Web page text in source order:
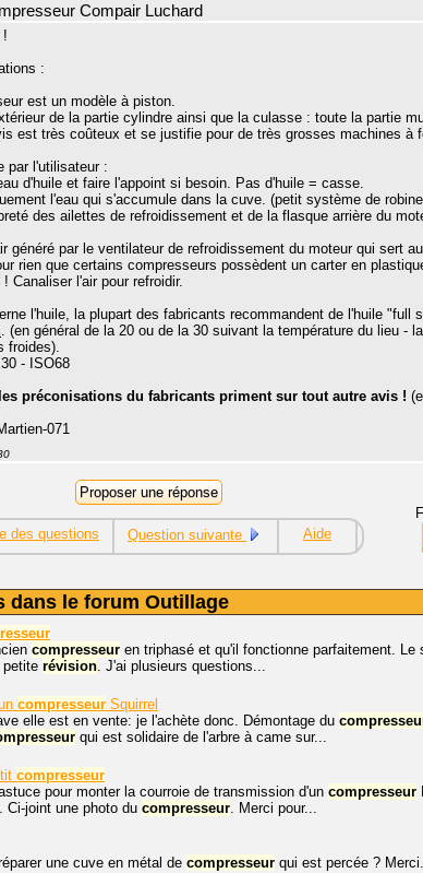
Compair Luchard
!
:
est un modèle à piston.
de la partie cylindre ainsi que la culasse : toute la partie
est très coûteux et se justifie pour de très grosses machines à
par l'utilisateur :
d'huile et faire l'appoint si besoin. Pas d'huile = casse.
l'eau qui s'accumule dans la cuve. (petit système de
des ailettes de refroidissement et de la flasque arrière du
généré par le ventilateur de refroidissement du moteur qui sert
rien que certains compresseurs possèdent un carter en
Canaliser l'air pour refroidir.
l'huile, la plupart des fabricants recommandent de l'huile "full
. (en général de la 20 ou de la 30 suivant la température du lieu -
froides).
- ISO68
préconisations du fabricants priment sur tout autre avis !
071
des questions Question suivante Aide
dans le forum Outillage
compresseur en triphasé et qu'il fonctionne parfaitement.
petite révision . J'ai plusieurs questions...
compresseur Squirrel
elle est en vente: je l'achète donc. Démontage du
qui est solidaire de l'arbre à came sur...
compresseur
pour monter la courroie de transmission d'un compresseur
Ci-joint une photo du compresseur . Merci pour...
une cuve en métal de compresseur qui est percée ? Merci.